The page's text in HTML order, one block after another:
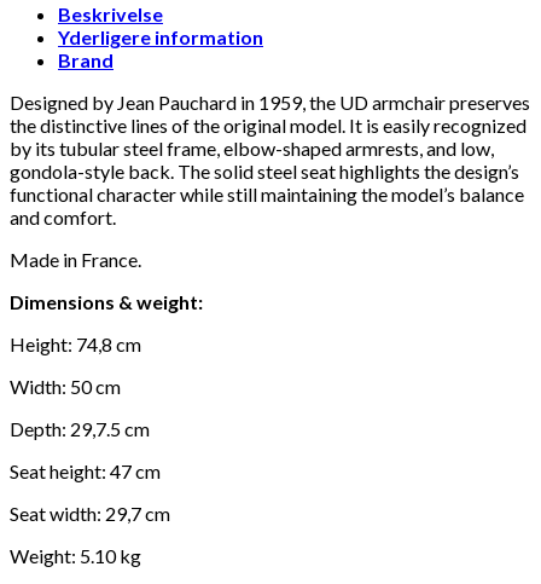
368DKKTilføj til kurv
Se kurvKasse
solid
seat
pearly
white
antal
Beskrivelse
Yderligere information
Brand
Designed by Jean Pauchard in 1959, the UD armchair preserves
the distinctive lines of the original model. It is easily recognized
by its tubular steel frame, elbow-shaped armrests, and low,
gondola-style back. The solid steel seat highlights the design’s
functional character while still maintaining the model’s balance
and comfort.
Made in France.
Dimensions & weight:
Height: 74,8 cm
Width: 50 cm
Depth: 29,7.5 cm
Seat height: 47 cm
Seat width: 29,7 cm
Weight: 5.10 kg